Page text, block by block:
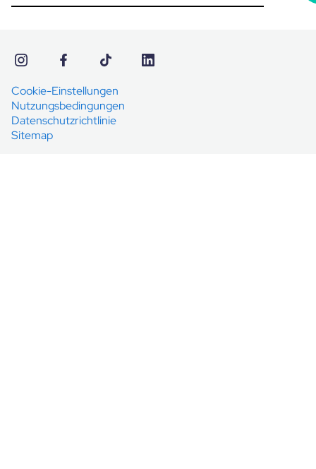
Cookie-Einstellungen
Nutzungsbedingungen
Datenschutzrichtlinie
Sitemap